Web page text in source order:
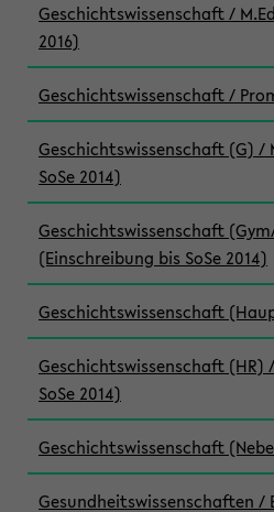
Geschichtswissenschaft /
2016)
Geschichtswissenschaft /
Geschichtswissenschaft (G) /
SoSe 2014)
Geschichtswissenschaft
(Einschreibung bis SoSe 2014)
Geschichtswissenschaft
Geschichtswissenschaft (HR)
SoSe 2014)
Geschichtswissenschaft
Gesundheitswissenschaften /